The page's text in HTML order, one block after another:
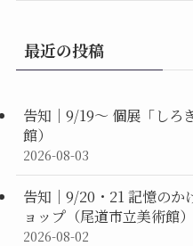
最近の投稿
告知｜9/19〜 個展「しろ
館）
2026-08-03
告知｜9/20・21 記憶のか
ョップ（尾道市立美術館）
2026-08-02